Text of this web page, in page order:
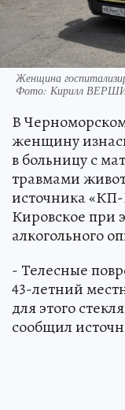
Женщина
Фото: Кирилл
В
женщину
в больницу с
травмами
источника
Кировское при
алкогольного
- Телесные
43-летний
для этого
сообщил